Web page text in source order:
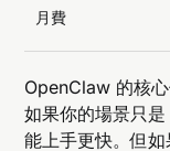
月費
OpenClaw 的核
如果你的場景只
能上手更快。但